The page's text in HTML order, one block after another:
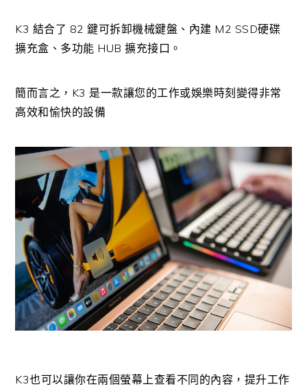
K3 結合了 82 鍵可拆卸機械鍵盤、內建 M2 SSD硬碟
擴充盒、多功能 HUB 擴充接口。
簡而言之，K3 是一款讓您的工作或娛樂時刻變得非常
高效和愉快的設備
K3也可以讓你在兩個螢幕上查看不同的內容，提升工作